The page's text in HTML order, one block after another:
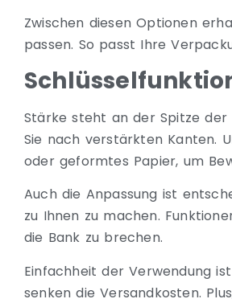
Zwischen diesen Optionen
passen. So passt Ihre
Stärke steht an der Spitze der
Sie nach verstärkten Kanten.
oder geformtes Papier, um
Auch die Anpassung ist
zu Ihnen zu machen.
die Bank zu brechen.
Einfachheit der Verwendung
senken die Versandkosten.